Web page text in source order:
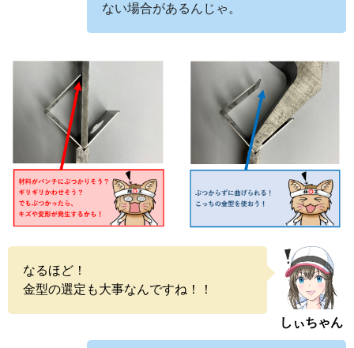
ない場合があるんじゃ。
しぃちゃん
なるほど！
金型の選定も大事なんですね！！